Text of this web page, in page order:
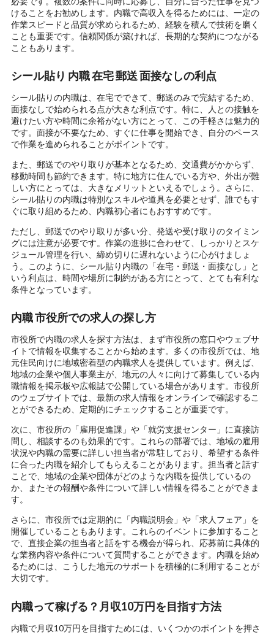
けることをお勧めします。内職で高収入を得るためには、一定の
作業スピードと品質が求められるため、経験を積んで技術を磨く
ことも重要です。信頼関係が築ければ、長期的な契約につながる
こともあります。
シール貼り 内職 在宅 郵送 面接なしの利点
シール貼りの内職は、在宅でできて、郵送のみで完結するため、
面接なしで始められる点が大きな利点です。特に、人との接触を
避けたい方や時間に余裕がない方にとって、この手軽さは魅力的
です。面接が不要なため、すぐに仕事を開始でき、自分のペース
で作業を進められることがポイントです。
また、郵送でのやり取りが基本となるため、交通費がかからず、
移動時間も節約できます。特に地方に住んでいる方や、外出が難
しい方にとっては、大きなメリットといえるでしょう。さらに、
シール貼りの内職は特別なスキルや道具を必要とせず、誰でもす
ぐに取り組めるため、内職初心者にもおすすめです。
ただし、郵送でのやり取りが多い分、発送や受け取りのタイミン
グには注意が必要です。作業の進捗に合わせて、しっかりとスケ
ジュール管理を行い、締め切りに遅れないように心がけましょ
う。このように、シール貼り内職の「在宅・郵送・面接なし」と
いう利点は、時間や場所に制約がある方にとって、とても有利な
条件となっています。
内職 市役所での求人の探し方
市役所で内職の求人を探す方法は、まず市役所の窓口やウェブサ
イトで情報を収集することから始めます。多くの市役所では、地
元住民向けに地域密着型の内職求人を提供しています。例えば、
地域の企業や個人事業主が、地元の人々に向けて募集している内
職情報を掲示板や広報誌で公開している場合があります。市役所
のウェブサイトでは、最新の求人情報をオンラインで確認するこ
とができるため、定期的にチェックすることが重要です。
次に、市役所の「雇用促進課」や「就労支援センター」に直接訪
問し、相談するのも効果的です。これらの部署では、地域の雇用
状況や内職の需要に詳しい担当者が常駐しており、希望する条件
に合った内職を紹介してもらえることがあります。担当者と話す
ことで、地域の企業や団体がどのような内職を提供しているの
か、またその報酬や条件について詳しい情報を得ることができま
す。
さらに、市役所では定期的に「内職説明会」や「求人フェア」を
開催していることもあります。これらのイベントに参加すること
で、直接企業の担当者と話をする機会が得られ、応募前に具体的
な業務内容や条件について質問することができます。内職を始め
るためには、こうした地元のサポートを積極的に利用することが
大切です。
内職って稼げる？月収10万円を目指す方法
内職で月収10万円を目指すためには、いくつかのポイントを押さ